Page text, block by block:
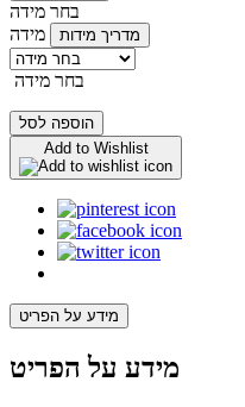
בחר מידה
מידה
מדריך מידות
בחר מידה
הוספה לסל
Add to Wishlist
מידע על הפריט
מידע על הפריט